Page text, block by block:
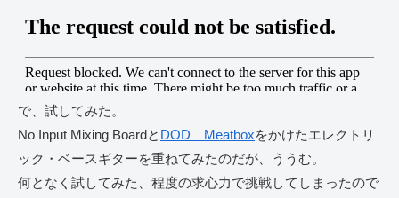
で、試してみた。
No Input Mixing Boardと DOD Meatboxをかけたエレクトリ
ック・ベースギターを重ねてみたのだが、ううむ。
何となく試してみた、程度の求心力で挑戦してしまったので